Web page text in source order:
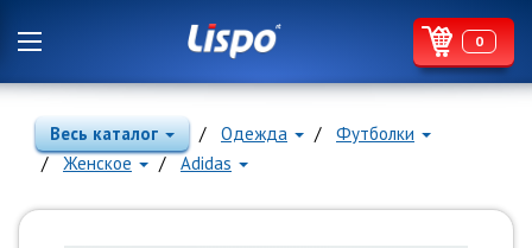
0
Весь каталог Одежда
Футболки
Женское
Adidas